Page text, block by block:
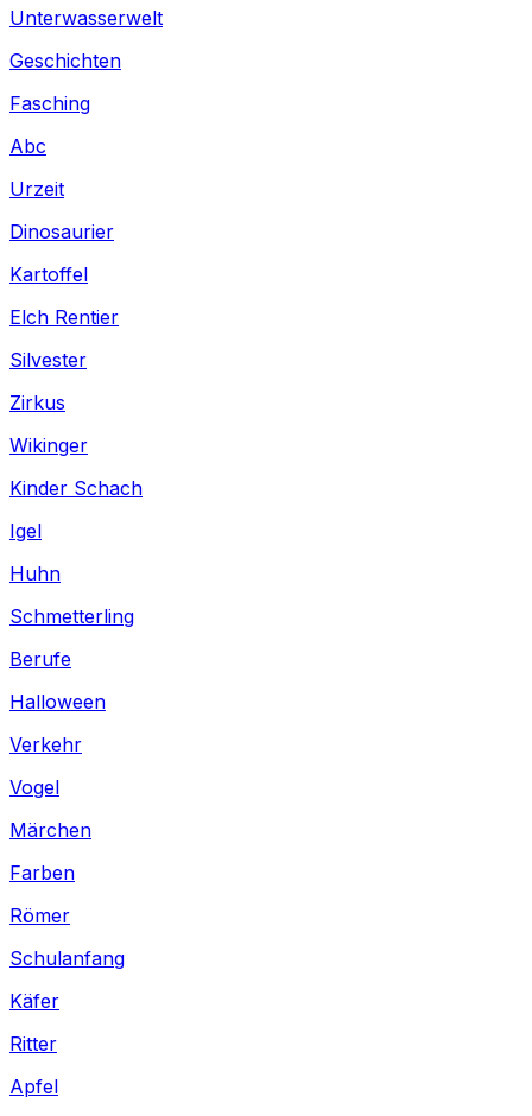
Unterwasserwelt
Geschichten
Fasching
Abc
Urzeit
Dinosaurier
Kartoffel
Elch Rentier
Silvester
Zirkus
Wikinger
Kinder Schach
Igel
Huhn
Schmetterling
Berufe
Halloween
Verkehr
Vogel
Märchen
Farben
Römer
Schulanfang
Käfer
Ritter
Apfel